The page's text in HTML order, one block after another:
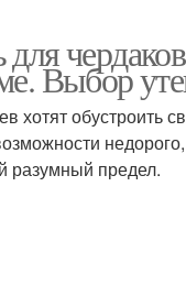
Выбор
хотят обустроить
разумный предел.